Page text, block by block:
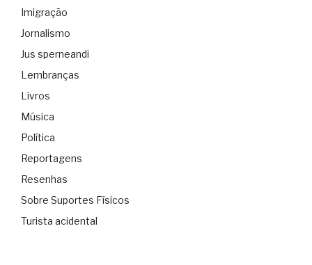
Imigração
Jornalismo
Jus sperneandi
Lembranças
Livros
Música
Política
Reportagens
Resenhas
Sobre Suportes Físicos
Turista acidental